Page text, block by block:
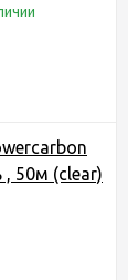
, 50м (clear)